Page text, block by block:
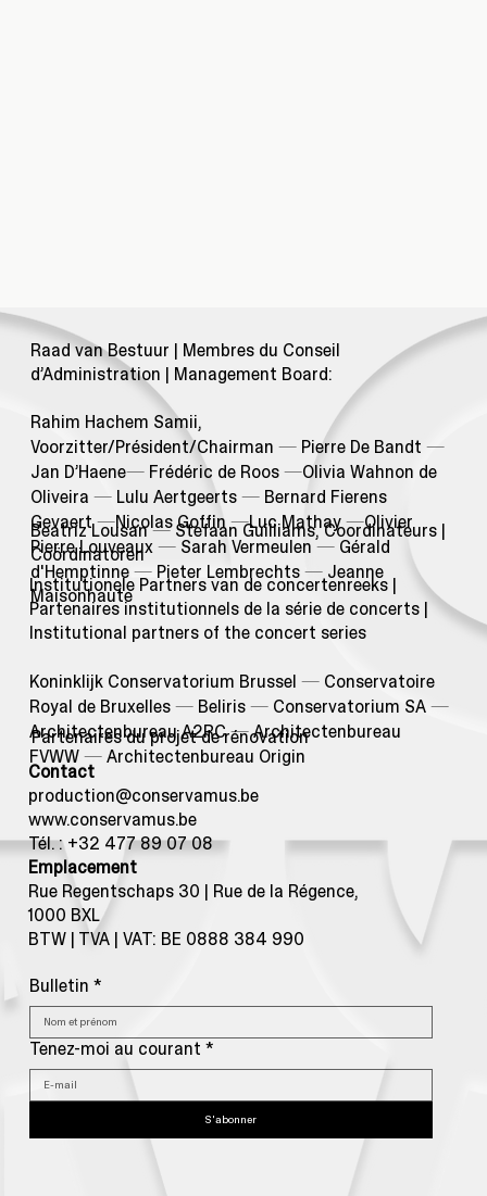
Raad van Bestuur | Membres du Conseil
d’Administration | Management Board:
Rahim Hachem Samii,
Voorzitter/Président/Chairman — Pierre De Bandt —
Jan D’Haene— Frédéric de Roos —Olivia Wahnon de
Oliveira — Lulu Aertgeerts — Bernard Fierens
Gevaert—Nicolas Goffin—Luc Mathay—Olivier
Pierre Louveaux — Sarah Vermeulen— Gérald
d'Hemptinne — Pieter Lembrechts — Jeanne
Maisonhaute
Beatriz Lousan—Stefaan Guilliams, Coordinateurs |
Coördinatoren
Contact
production@conservamus.be
www.conservamus.be
Tél. : +32 477 89 07 08
Emplacement
Rue Regentschaps 30 | Rue de la Régence,
1000 BXL
BTW | TVA | VAT: BE 0888 384 990
Bulletin *
Tenez-moi au courant *
S'abonner
Partenaires du projet de rénovation
Institutionele Partners van de concertenreeks |
Partenaires institutionnels de la série de concerts |
Institutional partners of the concert series
Koninklijk Conservatorium Brussel— Conservatoire
Royal de Bruxelles— Beliris— Conservatorium SA—
Architectenbureau A2RC—Architectenbureau
FVWW— Architectenbureau Origin